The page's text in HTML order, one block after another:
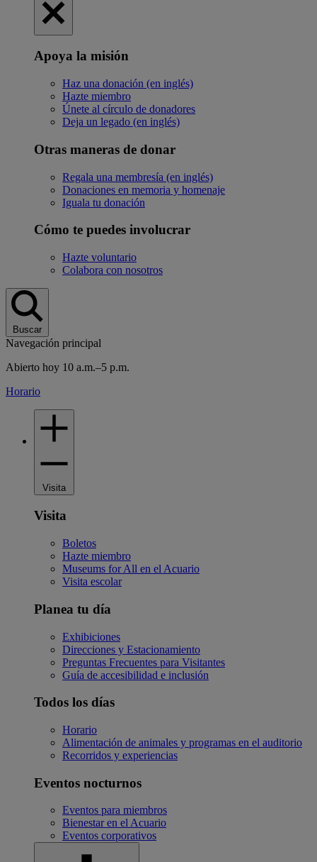
Apoya la misión
Haz una donación (en inglés)
Hazte miembro
Únete al círculo de donadores
Deja un legado (en inglés)
Otras maneras de donar
Regala una membresía (en inglés)
Donaciones en memoria y homenaje
Iguala tu donación
Cómo te puedes involucrar
Hazte voluntario
Colabora con nosotros
Buscar
Navegación principal
Abierto hoy 10 a.m.–5 p.m.
Horario
Visita
Visita
Boletos
Hazte miembro
Museums for All en el Acuario
Visita escolar
Planea tu día
Exhibiciones
Direcciones y Estacionamiento
Preguntas Frecuentes para Visitantes
Guía de accesibilidad e inclusión
Todos los días
Horario
Alimentación de animales y programas en el auditorio
Recorridos y experiencias
Eventos nocturnos
Eventos para miembros
Bienestar en el Acuario
Eventos corporativos